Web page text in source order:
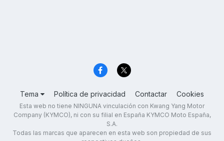
Tema Política de privacidad Contactar Cookies
Esta web no tiene NINGUNA vinculación con Kwang Yang Motor
Company (KYMCO), ni con su filial en España KYMCO Moto España,
S.A.
Todas las marcas que aparecen en esta web son propiedad de sus